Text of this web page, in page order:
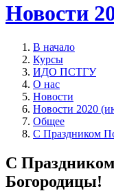
Новости
В начало
Курсы
ИДО ПСТГУ
О нас
Новости
Новости 2020
Общее
С Праздником
С
Богородицы!